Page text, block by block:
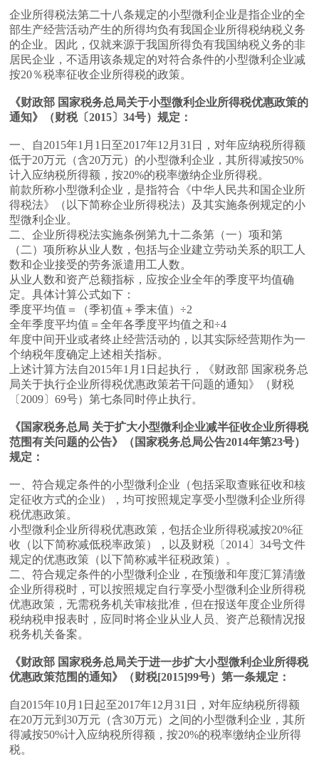
企业所得税法第二十八条规定的小型微利企业是指企业的全
部生产经营活动产生的所得均负有我国企业所得税纳税义务
的企业。因此，仅就来源于我国所得负有我国纳税义务的非
居民企业，不适用该条规定的对符合条件的小型微利企业减
按20％税率征收企业所得税的政策。
《财政部 国家税务总局关于小型微利企业所得税优惠政策的
通知》（财税〔2015〕34号）规定：
一、自2015年1月1日至2017年12月31日，对年应纳税所得额
低于20万元（含20万元）的小型微利企业，其所得减按50%
计入应纳税所得额，按20%的税率缴纳企业所得税。
前款所称小型微利企业，是指符合《中华人民共和国企业所
得税法》（以下简称企业所得税法）及其实施条例规定的小
型微利企业。
二、企业所得税法实施条例第九十二条第（一）项和第
（二）项所称从业人数，包括与企业建立劳动关系的职工人
数和企业接受的劳务派遣用工人数。
从业人数和资产总额指标，应按企业全年的季度平均值确
定。具体计算公式如下：
季度平均值＝（季初值＋季末值）÷2
全年季度平均值＝全年各季度平均值之和÷4
年度中间开业或者终止经营活动的，以其实际经营期作为一
个纳税年度确定上述相关指标。
上述计算方法自2015年1月1日起执行，《财政部 国家税务总
局关于执行企业所得税优惠政策若干问题的通知》（财税
〔2009〕69号）第七条同时停止执行。
《国家税务总局 关于扩大小型微利企业减半征收企业所得税
范围有关问题的公告》（国家税务总局公告2014年第23号）
规定：
一、符合规定条件的小型微利企业（包括采取查账征收和核
定征收方式的企业），均可按照规定享受小型微利企业所得
税优惠政策。
小型微利企业所得税优惠政策，包括企业所得税减按20%征
收（以下简称减低税率政策），以及财税〔2014〕34号文件
规定的优惠政策（以下简称减半征税政策）。
二、符合规定条件的小型微利企业，在预缴和年度汇算清缴
企业所得税时，可以按照规定自行享受小型微利企业所得税
优惠政策，无需税务机关审核批准，但在报送年度企业所得
税纳税申报表时，应同时将企业从业人员、资产总额情况报
税务机关备案。
《财政部 国家税务总局关于进一步扩大小型微利企业所得税
优惠政策范围的通知》（财税[2015]99号）第一条规定：
自2015年10月1日起至2017年12月31日，对年应纳税所得额
在20万元到30万元（含30万元）之间的小型微利企业，其所
得减按50%计入应纳税所得额，按20%的税率缴纳企业所得
税。